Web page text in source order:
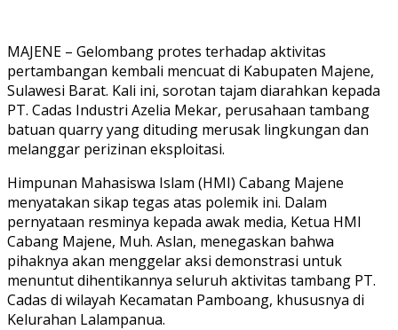
MAJENE – Gelombang protes terhadap aktivitas
pertambangan kembali mencuat di Kabupaten Majene,
Sulawesi Barat. Kali ini, sorotan tajam diarahkan kepada
PT. Cadas Industri Azelia Mekar, perusahaan tambang
batuan quarry yang dituding merusak lingkungan dan
melanggar perizinan eksploitasi.
Himpunan Mahasiswa Islam (HMI) Cabang Majene
menyatakan sikap tegas atas polemik ini. Dalam
pernyataan resminya kepada awak media, Ketua HMI
Cabang Majene, Muh. Aslan, menegaskan bahwa
pihaknya akan menggelar aksi demonstrasi untuk
menuntut dihentikannya seluruh aktivitas tambang PT.
Cadas di wilayah Kecamatan Pamboang, khususnya di
Kelurahan Lalampanua.